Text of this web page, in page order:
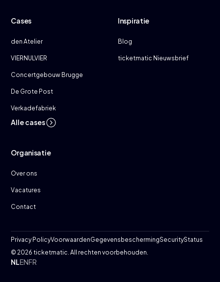
Cases
den Atelier
VIERNULVIER
Concertgebouw Brugge
De Grote Post
Verkadefabriek
Alle cases
Inspiratie
Blog
ticketmatic Nieuwsbrief
Organisatie
Over ons
Vacatures
Contact
© 2026 ticketmatic. All rechten voorbehouden.
Privacy PolicyVoorwaardenGegevensbeschermingSecurityStatus
NLENFR